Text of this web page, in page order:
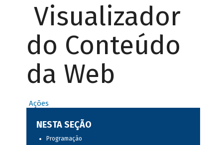
Visualizador
do Conteúdo
da Web
Ações
NESTA SEÇÃO
Programação